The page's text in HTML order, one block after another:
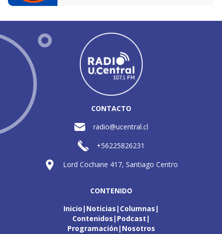
CONTACTO
radio@ucentral.cl
+56225826231
Lord Cochane 417, Santiago Centro
CONTENIDO
Inicio Noticias Columnas
Contenidos Podcast
Programación Nosotros